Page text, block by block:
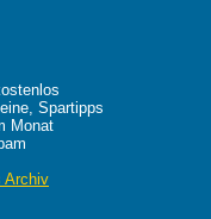
Spartipps
Monat
Archiv